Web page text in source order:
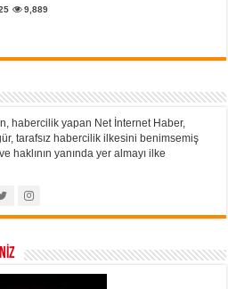
9,889
habercilik yapan Net İnternet Haber,
tarafsız habercilik ilkesini benimsemiş
haklının yanında yer almayı ilke